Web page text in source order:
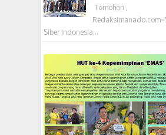
‎ Tomohon ,
Siber Indonesia...